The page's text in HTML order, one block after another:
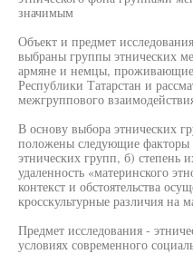
значимым
Объект и предмет
выбраны группы этнических
армяне и немцы,
Республики Татарстан и
межгруппового
В основу выбора этнических
положены следующие факторы
этнических групп, б) степень
удаленность «материнского
контекст и обстоятельства
кросскультурные различия на
Предмет исследования -
условиях современного